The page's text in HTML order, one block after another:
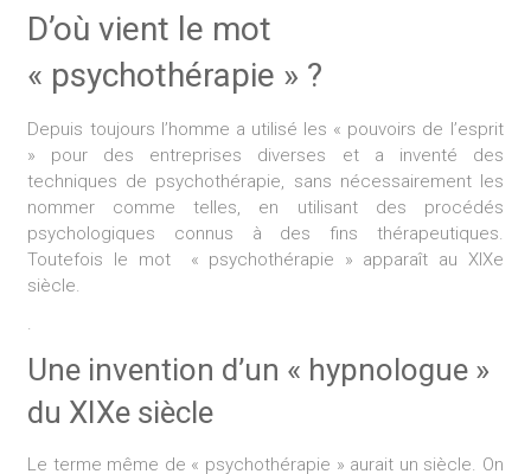
D’où vient le mot
« psychothérapie » ?
Depuis toujours l’homme a utilisé les « pouvoirs de l’esprit
» pour des entreprises diverses et a inventé des
techniques de psychothérapie, sans nécessairement les
nommer comme telles, en utilisant des procédés
psychologiques connus à des fins thérapeutiques.
Toutefois le mot « psychothérapie » apparaît au XIXe
siècle.
.
Une invention d’un « hypnologue »
du XIXe siècle
Le terme même de « psychothérapie » aurait un siècle. On